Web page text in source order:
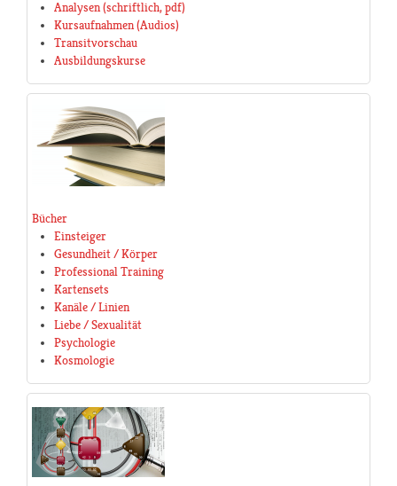
Analysen (schriftlich, pdf)
Kursaufnahmen (Audios)
Transitvorschau
Ausbildungskurse
Bücher
Einsteiger
Gesundheit / Körper
Professional Training
Kartensets
Kanäle / Linien
Liebe / Sexualität
Psychologie
Kosmologie